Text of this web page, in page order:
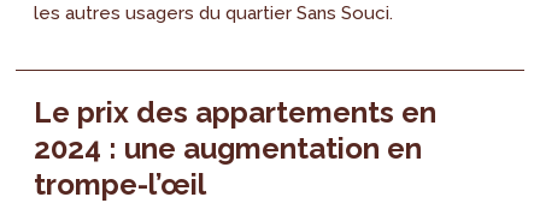
les autres usagers du quartier Sans Souci.
Le prix des appartements en
2024 : une augmentation en
trompe-l’œil